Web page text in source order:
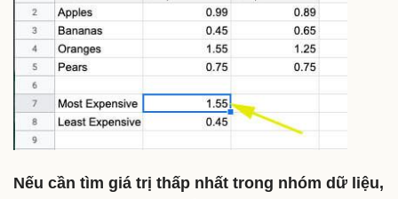
Nếu cần tìm giá trị thấp nhất trong nhóm dữ liệu,